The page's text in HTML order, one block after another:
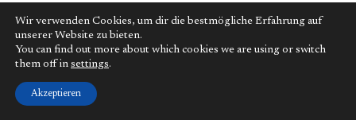
Wir verwenden Cookies, um dir die bestmögliche Erfahrung auf
unserer Website zu bieten.
You can find out more about which cookies we are using or switch
them off in settings.
Akzeptieren